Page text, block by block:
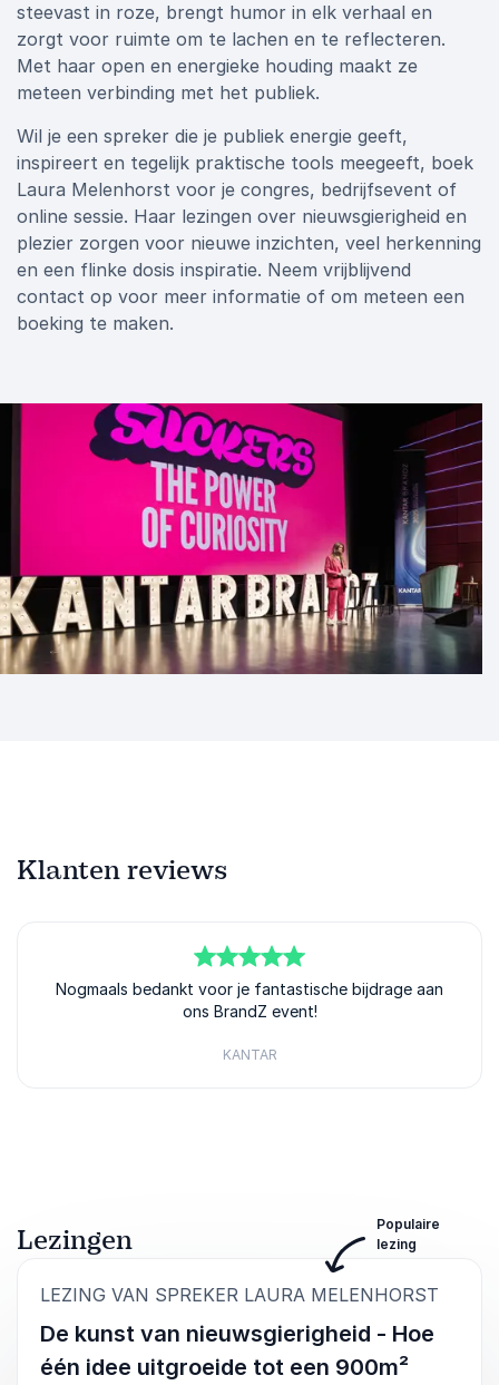
steevast in roze, brengt humor in elk verhaal en
zorgt voor ruimte om te lachen en te reflecteren.
Met haar open en energieke houding maakt ze
meteen verbinding met het publiek.
Wil je een spreker die je publiek energie geeft,
inspireert en tegelijk praktische tools meegeeft, boek
Laura Melenhorst voor je congres, bedrijfsevent of
online sessie. Haar lezingen over nieuwsgierigheid en
plezier zorgen voor nieuwe inzichten, veel herkenning
en een flinke dosis inspiratie. Neem vrijblijvend
contact op voor meer informatie of om meteen een
boeking te maken.
Klanten reviews
5van5
Nogmaals bedankt voor je fantastische bijdrage aan
ons BrandZ event!
KANTAR
Lezingen
LEZING VAN SPREKER LAURA MELENHORST
De kunst van nieuwsgierigheid - Hoe
één idee uitgroeide tot een 900m²
Populaire
lezing